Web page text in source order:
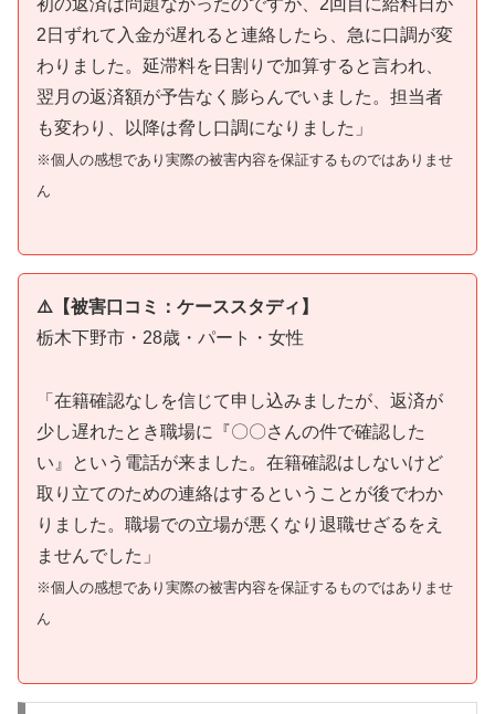
2日ずれて入金が遅れると連絡したら、急に口調が変
わりました。延滞料を日割りで加算すると言われ、
翌月の返済額が予告なく膨らんでいました。担当者
も変わり、以降は脅し口調になりました」
※個人の感想であり実際の被害内容を保証するものではありませ
ん
⚠️【被害口コミ：ケーススタディ】
栃木下野市・28歳・パート・女性
「在籍確認なしを信じて申し込みましたが、返済が
少し遅れたとき職場に『〇〇さんの件で確認した
い』という電話が来ました。在籍確認はしないけど
取り立てのための連絡はするということが後でわか
りました。職場での立場が悪くなり退職せざるをえ
ませんでした」
※個人の感想であり実際の被害内容を保証するものではありませ
ん